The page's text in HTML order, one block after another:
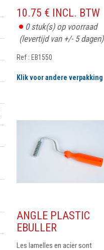
10.75 € INCL. BTW
0stuk(s) op voorraad
(levertijd van +/- 5 dagen)
Ref : EB1550
Klik voor andere verpakking
ANGLE PLASTIC
EBULLER
Les lamelles en acier sont